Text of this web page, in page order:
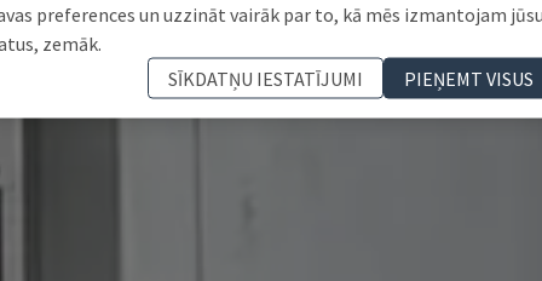
preferences un uzzināt vairāk par to, kā mēs izmantojam
zemāk.
SĪKDATŅU IESTATĪJUMI
PIEŅEMT VISUS